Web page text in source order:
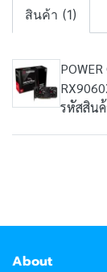
สินค้า (1)
รหัสสิน
About